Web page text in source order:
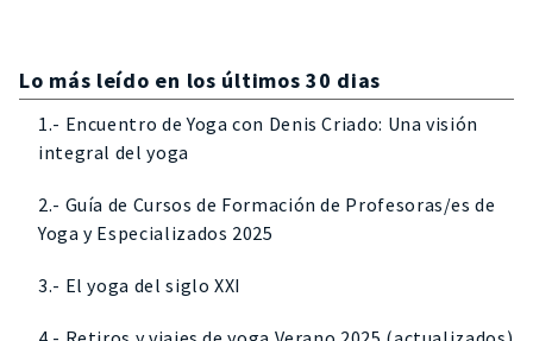
Lo más leído en los últimos 30 dias
1.- Encuentro de Yoga con Denis Criado: Una visión
integral del yoga
2.- Guía de Cursos de Formación de Profesoras/es de
Yoga y Especializados 2025
3.- El yoga del siglo XXI